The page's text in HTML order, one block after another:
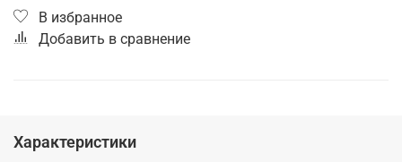
В избранное
Добавить в сравнение
Характеристики